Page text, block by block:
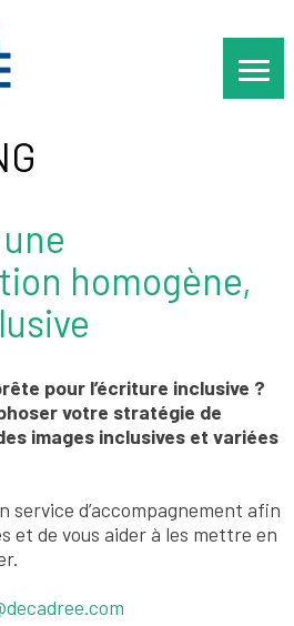
homogène,
pour l’écriture inclusive ?
votre stratégie de
images inclusives et variées
service d’accompagnement afin
et de vous aider à les mettre en